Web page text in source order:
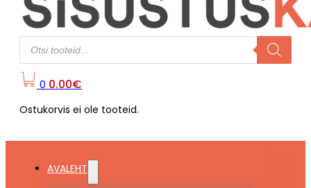
Products
search
0 0.00€
Ostukorvis ei ole tooteid.
AVALEHT